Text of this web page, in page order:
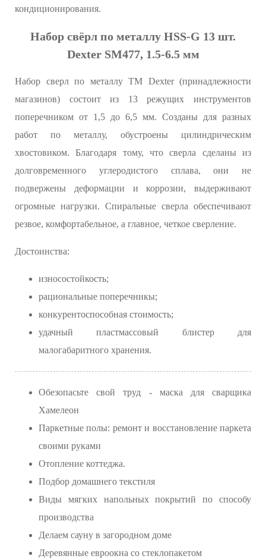
кондиционирования.
Набор свёрл по металлу HSS-G 13 шт.
Dexter SM477, 1.5-6.5 мм
Набор сверл по металлу ТМ Dexter (принадлежности
магазинов) состоит из 13 режущих инструментов
поперечником от 1,5 до 6,5 мм. Созданы для разных
работ по металлу, обустроены цилиндрическим
хвостовиком. Благодаря тому, что сверла сделаны из
долговременного углеродистого сплава, они не
подвержены деформации и коррозии, выдерживают
огромные нагрузки. Спиральные сверла обеспечивают
резвое, комфортабельное, а главное, четкое сверление.
Достоинства:
износостойкость;
рациональные поперечникы;
конкурентоспособная стоимость;
удачный пластмассовый блистер для
малогабаритного хранения.
Обезопасьте свой труд - маска для сварщика
Хамелеон
Паркетные полы: ремонт и восстановление паркета
своими руками
Отопление коттеджа.
Подбор домашнего текстиля
Виды мягких напольных покрытий по способу
производства
Делаем сауну в загородном доме
Деревянные евроокна со стеклопакетом